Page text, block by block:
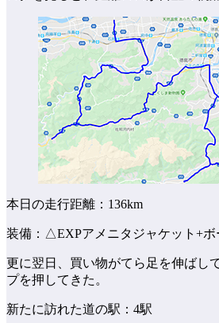
本日の走行距離：136km
装備：△EXPアメニタジャケット+ボ
更に翌日、買い物がてら足を伸ばし
プを押してきた。
新たに訪れた道の駅：4駅